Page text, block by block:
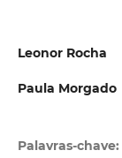
Leonor Rocha
Paula Morgado
Palavras-chave: